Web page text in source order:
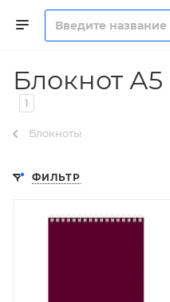
Блокнот
1
Блокноты
ФИЛЬТР